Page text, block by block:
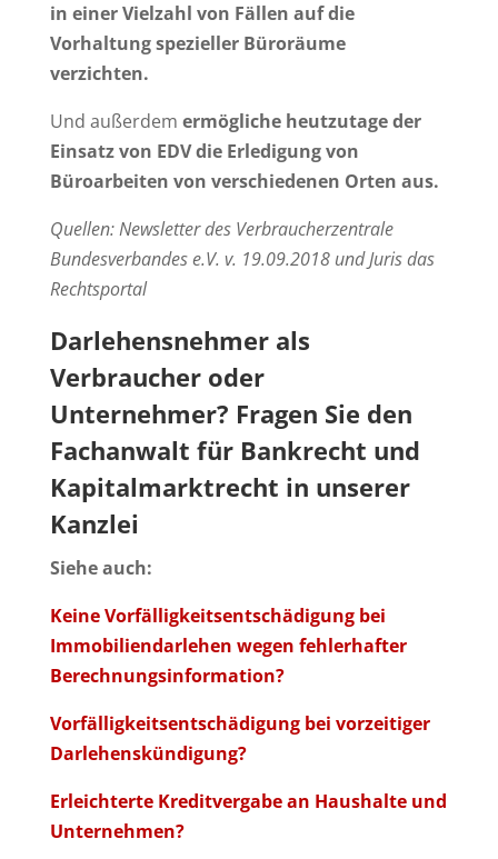
in einer Vielzahl von Fällen auf die
Vorhaltung spezieller Büroräume
verzichten.
Und außerdem ermögliche heutzutage der
Einsatz von EDV die Erledigung von
Büroarbeiten von verschiedenen Orten aus.
Quellen: Newsletter des Verbraucherzentrale
Bundesverbandes e.V. v. 19.09.2018 und Juris das
Rechtsportal
Darlehensnehmer als
Verbraucher oder
Unternehmer? Fragen Sie den
Fachanwalt für Bankrecht und
Kapitalmarktrecht in unserer
Kanzlei
Siehe auch:
Keine Vorfälligkeitsentschädigung bei
Immobiliendarlehen wegen fehlerhafter
Berechnungsinformation?
Vorfälligkeitsentschädigung bei vorzeitiger
Darlehenskündigung?
Erleichterte Kreditvergabe an Haushalte und
Unternehmen?